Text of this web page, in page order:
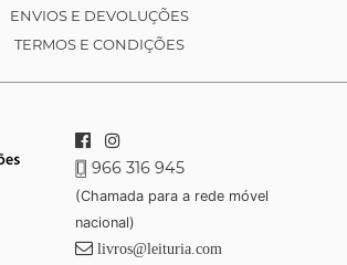
ENVIOS E DEVOLUÇÕES
TERMOS E CONDIÇÕES
966 316 945
(Chamada para a rede móvel
nacional)
livros@leituria.com